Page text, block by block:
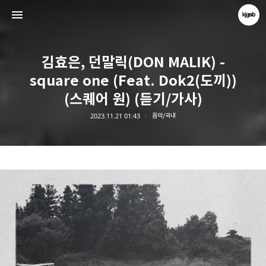
김효은, 던말릭(DON MALIK) -
square one (Feat. Dok2(도끼))
(스퀘어 원) (듣기/가사)
2023.11.21 01:43 음악/국내
kjgsb